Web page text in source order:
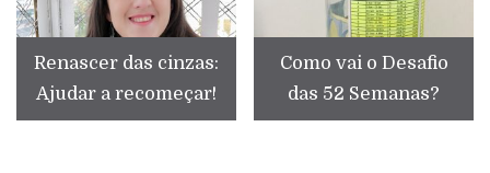
Renascer das cinzas:
Ajudar a recomeçar!
Como vai o Desafio
das 52 Semanas?